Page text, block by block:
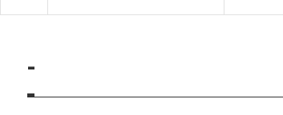
보
위
-